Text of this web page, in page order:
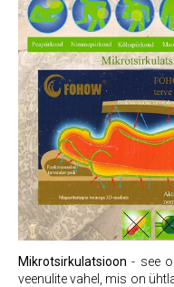
Mikrotsirkulatsioon - see
veenulite vahel, mis on